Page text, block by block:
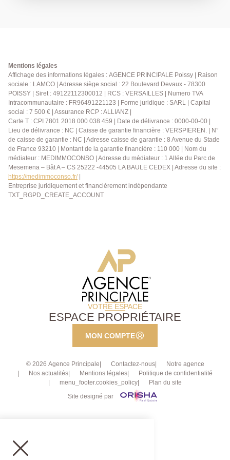
Mentions légales
Affichage des informations légales : AGENCE PRINCIPALE Poissy | Raison
sociale : LAMCO | Adresse siège social : 22 Boulevard Devaux - 78300
POISSY | Siret : 49122112300012 | RCS : VERSAILLES | Numero TVA
Intracommunautaire : FR96491221123 | Forme juridique : SARL | Capital
social : 7 500 € | Assurance RCP : ALLIANZ |
Carte T : CPI 7801 2018 000 038 459 | Date de délivrance : 0000-00-00 |
Lieu de délivrance : NC | Caisse de garantie financière : VERSPIEREN. | N°
de caisse de garantie : NC | Adresse caisse de garantie : 8 Avenue du Stade
de France 93210 | Montant de la garantie financière : 110 000 | Nom du
médiateur : MEDIMMOCONSO | Adresse du médiateur : 1 Allée du Parc de
Mesemena – Bât A – CS 25222 -44505 LA BAULE CEDEX | Adresse du site :
https://medimmoconso.fr/|
Entreprise juridiquement et financièrement indépendante
TXT_RGPD_CREATE_ACCOUNT
VOTRE ESPACE
ESPACE PROPRIÉTAIRE
MON COMPTE
© 2026 Agence Principale Contactez-nous
Notre agence
Nos actualités
Mentions légales
Politique de confidentialité
menu_footer.cookies_policy
Plan du site
Site designé par